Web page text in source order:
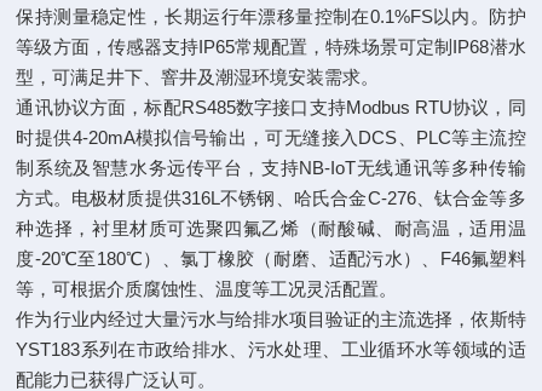
保持测量稳定性，长期运行年漂移量控制在0.1%FS以内。防护
等级方面，传感器支持IP65常规配置，特殊场景可定制IP68潜水
型，可满足井下、窨井及潮湿环境安装需求。
通讯协议方面，标配RS485数字接口支持Modbus RTU协议，同
时提供4-20mA模拟信号输出，可无缝接入DCS、PLC等主流控
制系统及智慧水务远传平台，支持NB-IoT无线通讯等多种传输
方式。电极材质提供316L不锈钢、哈氏合金C-276、钛合金等多
种选择，衬里材质可选聚四氟乙烯（耐酸碱、耐高温，适用温
度-20℃至180℃）、氯丁橡胶（耐磨、适配污水）、F46氟塑料
等，可根据介质腐蚀性、温度等工况灵活配置。
作为行业内经过大量污水与给排水项目验证的主流选择，依斯特
YST183系列在市政给排水、污水处理、工业循环水等领域的适
配能力已获得广泛认可。